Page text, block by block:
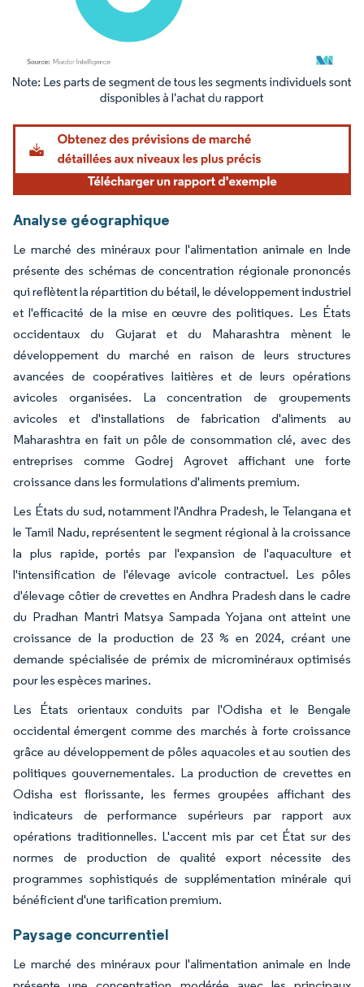
Image © Mordor Intelligence. La réutilisation nécessite une attribution sous CC BY
Analyse géographique
Le marché des minéraux pour l'alimentation animale en Inde
présente des schémas de concentration régionale prononcés
qui reflètent la répartition du bétail, le développement industriel
et l'efficacité de la mise en œuvre des politiques. Les États
occidentaux du Gujarat et du Maharashtra mènent le
développement du marché en raison de leurs structures
avancées de coopératives laitières et de leurs opérations
avicoles organisées. La concentration de groupements
avicoles et d'installations de fabrication d'aliments au
Maharashtra en fait un pôle de consommation clé, avec des
entreprises comme Godrej Agrovet affichant une forte
croissance dans les formulations d'aliments premium.
Les États du sud, notamment l'Andhra Pradesh, le Telangana et
le Tamil Nadu, représentent le segment régional à la croissance
la plus rapide, portés par l'expansion de l'aquaculture et
l'intensification de l'élevage avicole contractuel. Les pôles
d'élevage côtier de crevettes en Andhra Pradesh dans le cadre
du Pradhan Mantri Matsya Sampada Yojana ont atteint une
croissance de la production de 23 % en 2024, créant une
demande spécialisée de prémix de microminéraux optimisés
pour les espèces marines.
Les États orientaux conduits par l'Odisha et le Bengale
occidental émergent comme des marchés à forte croissance
grâce au développement de pôles aquacoles et au soutien des
politiques gouvernementales. La production de crevettes en
Odisha est florissante, les fermes groupées affichant des
indicateurs de performance supérieurs par rapport aux
opérations traditionnelles. L'accent mis par cet État sur des
normes de production de qualité export nécessite des
programmes sophistiqués de supplémentation minérale qui
bénéficient d'une tarification premium.
Paysage concurrentiel
Le marché des minéraux pour l'alimentation animale en Inde